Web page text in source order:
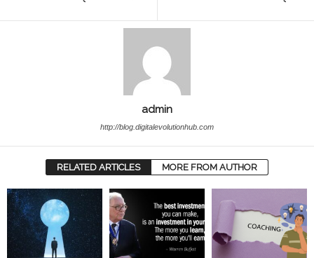
admin
http://blog.digitalevolutionhub.com
RELATED ARTICLES MORE FROM AUTHOR